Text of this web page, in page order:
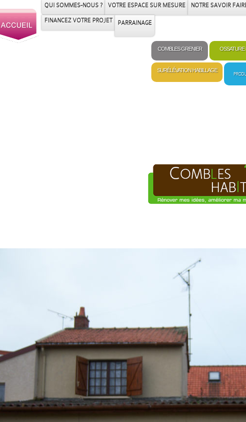
QUI SOMMES-NOUS ? VOTRE ESPACE SUR MESURE NOTRE SAVOIR
FINANCEZ VOTRE PROJET PARRAINAGE
COMBLES GRENIER OSSATURE
SURÉLÉVATION HABILLAGE